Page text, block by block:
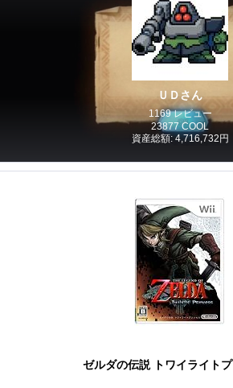
ＵＤさん
1169 レビュー
23877 COOL
資産総額: 4,716,732円
ゼルダの伝説 トワイライト